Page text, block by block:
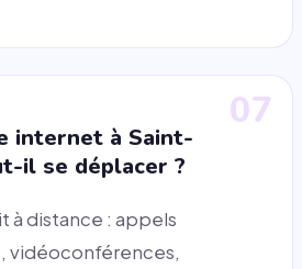
07
internet à Saint-
il se déplacer ?
à distance : appels
vidéoconférences,